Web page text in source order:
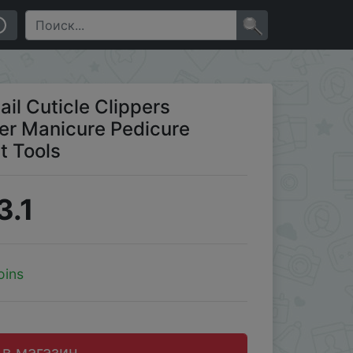
Professional Nail Art Tools
Cuticle Clippers
Manicure Pedicure
Tools